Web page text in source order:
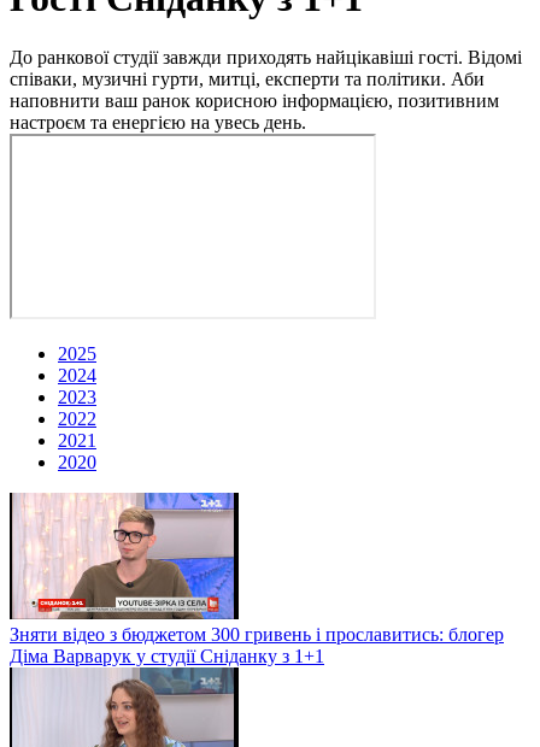
До ранкової студії завжди приходять найцікавіші гості. Відомі
співаки, музичні гурти, митці, експерти та політики. Аби
наповнити ваш ранок корисною інформацією, позитивним
настроєм та енергією на увесь день.
2025
2024
2023
2022
2021
2020
Зняти відео з бюджетом 300 гривень і прославитись: блогер
Діма Варварук у студії Сніданку з 1+1